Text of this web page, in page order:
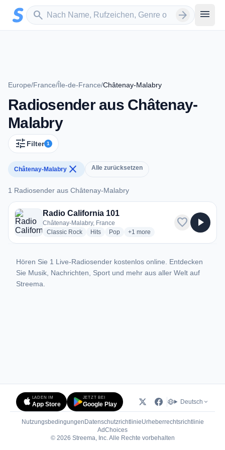
Zum Hauptinhalt springen
search
Sender suchen arrow_forward menu
Europe/France/Île-de-France/Châtenay-Malabry
Radiosender aus Châtenay-
Malabry
tune Filter 1
Châtenay-Malabry close Alle zurücksetzen
1 Radiosender aus Châtenay-Malabry
1 Radiosender aus Châtenay-Malabry
Radio California 101
Châtenay-Malabry, France
Classic Rockradio stations
Hitsradio stations
Popradio stations
+1 more genres for Radio
more
favorite play_arrow
Hören Sie 1 Live-Radiosender kostenlos online. Entdecken
Sie Musik, Nachrichten, Sport und mehr aus aller Welt auf
Streema.
LADEN IM
App Store
JETZT BEI
Google Play Deutsch
Nutzungsbedingungen DatenschutzrichtlinieUrheberrechtsrichtlinie
AdChoices(öffnet in neuem Tab)
© 2026 Streema, Inc. Alle Rechte vorbehalten